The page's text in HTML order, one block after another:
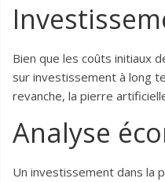
Bien que les coûts initiaux
sur investissement à long
revanche, la pierre
Analyse
Un investissement dans la